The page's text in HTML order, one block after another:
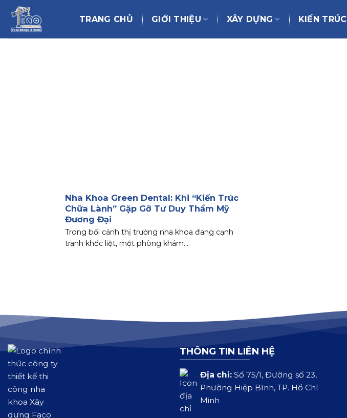
Chuyển
đến
nội
TRANG CHỦ GIỚI THIỆU XÂY DỰNG KIẾN TRÚC
Nha Khoa Green Dental: Khi “Kiến Trúc
Chữa Lành” Gặp Gỡ Tư Duy Thẩm Mỹ
Đương Đại
Trong bối cảnh thị trường nha khoa đang cạnh
tranh khốc liệt, một phòng khám...
THÔNG TIN LIÊN HỆ
Địa chỉ:Số 75/1, Đường số 23,
Phường Hiệp Bình, TP. Hồ Chí
Minh